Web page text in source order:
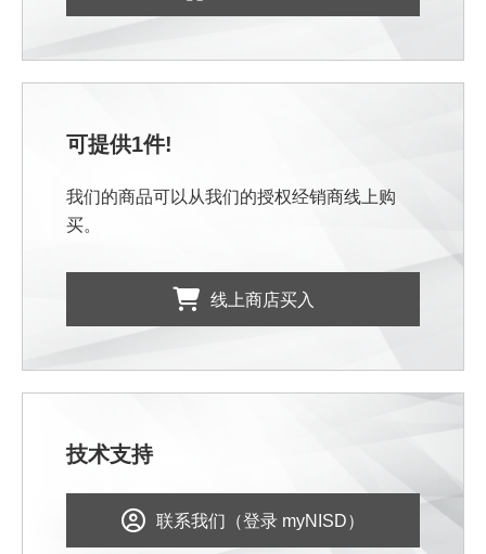
可提供1件!
我们的商品可以从我们的授权经销商线上购
买。
线上商店买入
技术支持
联系我们（登录 myNISD）